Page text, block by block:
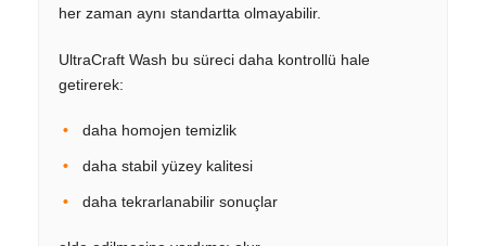
her zaman aynı standartta olmayabilir.
UltraCraft Wash bu süreci daha kontrollü hale
getirerek:
daha homojen temizlik
daha stabil yüzey kalitesi
daha tekrarlanabilir sonuçlar